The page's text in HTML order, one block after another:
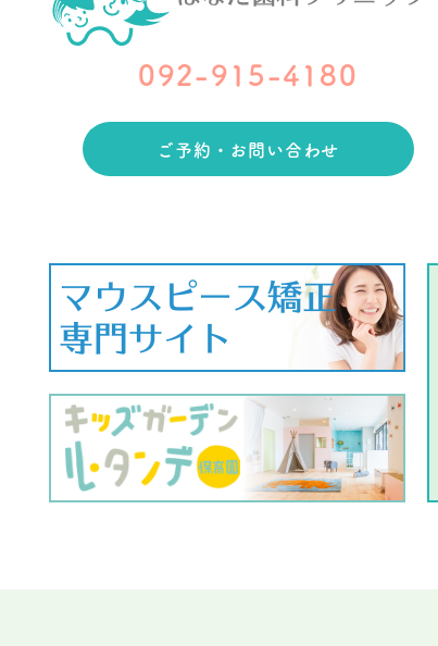
092-915-4180
ご予約・お問い合わせ